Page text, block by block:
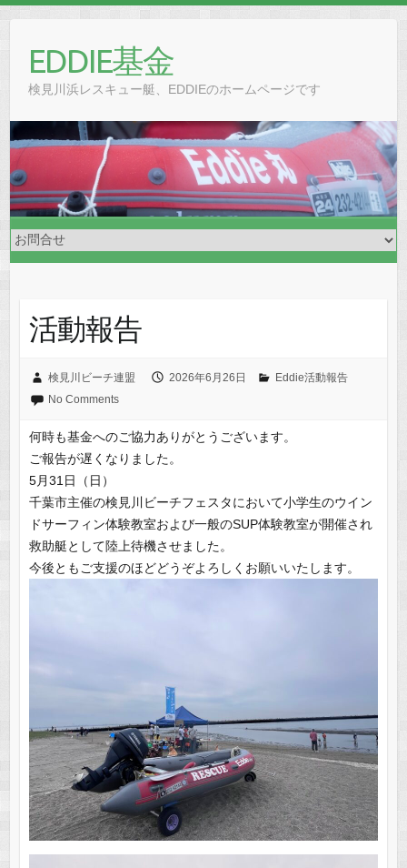
contentEDDIE基金
検見川浜レスキュー艇、EDDIEのホームページです
活動報告
検見川ビーチ連盟 2026年6月26日
Eddie活動報告
No Comments
何時も基金へのご協力ありがとうございます。
ご報告が遅くなりました。
5月31日（日）
千葉市主催の検見川ビーチフェスタにおいて小学生のウイン
ドサーフィン体験教室および一般のSUP体験教室が開催され
救助艇として陸上待機させました。
今後ともご支援のほどどうぞよろしくお願いいたします。